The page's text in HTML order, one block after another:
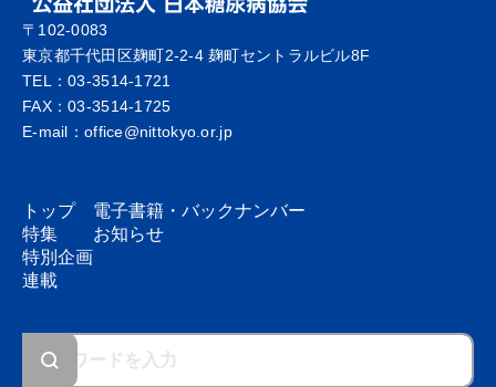
〒102-0083
東京都千代田区麹町2-2-4 麹町セントラルビル8F
TEL：03-3514-1721
FAX：03-3514-1725
E-mail：office@nittokyo.or.jp
トップ
特集
特別企画
連載
電子書籍・ バックナンバー
お知らせ